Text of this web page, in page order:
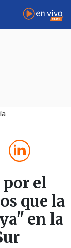
el
que la
en la